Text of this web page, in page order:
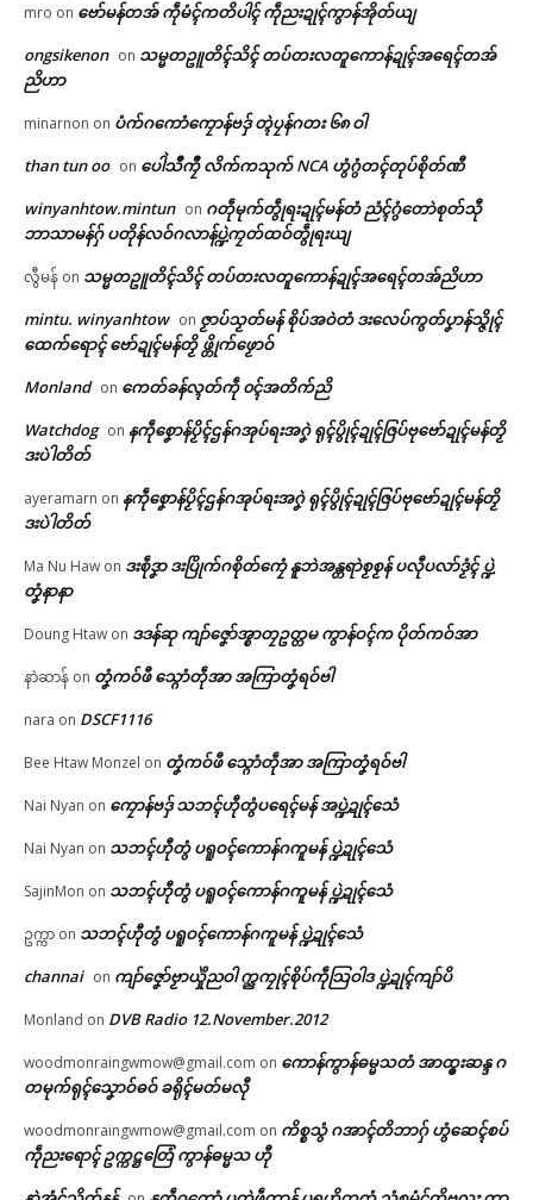
ဌာန်ပရိုၚ်ဗၠးၜးမန်
ပရိုၚ်လက္ကရဴအိုတ်
🏛 လညာတ်ပါ်ပဲါ
ညးဒါန်လိက်
ဗွဳဒဳယဵု
ကေတ်အဆက်
© ဌာန်ပရိုၚ်ဗၠးၜးမန်
Related
လမ်ရော …
In "လိက်ပရေၚ်"
ပၞာန်
July 14, 2026
In "ဂလာန်ညးဒါန်လိက်"
ဂၠံၚ်တရဴဂကူမန်ဂှ် စိုပ်မံၚ်ဂၠံၚ်လဵုရ
ရော …
In "ပရိုၚ်"
mro on ဗော်မန်တအ် ကဵုမံၚ်ကတိပါၚ် ကဵုညးဍုၚ်ကွာန်အိုတ်ယျ
ongsikenon on သမ္မတဥူတိၚ်သိၚ် တပ်တးလတူကောန်ဍုၚ်အရေၚ်တအ်
ညိဟာ
minarnon on ပံက်ဂကောံကၠောန်ဗဒှ် တ္ၚဲပၠန်ဂတး ၆၈ ဝါ
than tun oo on ပေါဲသဳကၠဳ လိက်ကသုက် NCA ဟွံဂွံတၚ်တုပ်စိုတ်ဏီ
winyanhtow.mintun on ဂတဵုမုက်တွဵုရးဍုၚ်မန်တံ ညံၚ်ဂွံတောဲစုတ်သီု
ဘာသာမန်ဂှ် ပတိုန်လဝ်ဂလာန်ပ္ဍဲကၠတ်ထဝ်တွဵုရးယျ
လွီမန် on သမ္မတဥူတိၚ်သိၚ် တပ်တးလတူကောန်ဍုၚ်အရေၚ်တအ်ညိဟာ
mintu. winyanhtow on ဇၟာပ်သၟတ်မန် စိုပ်အဝဲတံ ဒးလေပ်ကွတ်ပၞာန်သ္ဇိုၚ်
ထေက်ရောၚ် ဗော်ဍုၚ်မန်တၟိ ဖ္တိုက်ဖၟောဝ်
Monland on ကေတ်ခန်လ္ၚတ်ကဵု ၀ၚ်အတိက်ညိ
Watchdog on နကဵုစၞောန်ပၟိၚ်ဌန်ဂအုပ်ရးအဂၞဲ ရုၚ်ပွိုၚ်ဍုၚ်ဇြပ်ဗုဗော်ဍုၚ်မန်တၟိ
ဒးပဲါတိတ်
ayeramarn on နကဵုစၞောန်ပၟိၚ်ဌန်ဂအုပ်ရးအဂၞဲ ရုၚ်ပွိုၚ်ဍုၚ်ဇြပ်ဗုဗော်ဍုၚ်မန်တၟိ
ဒးပဲါတိတ်
Ma Nu Haw on ဒးစဵုဒၞာ ဒးပြိုက်ဂစိုတ်ကၠေံ နူဘဲအန္တရာဲစၟစၟန် ပလီုပလာ်ဒၟံၚ် ပ္ဍဲ
တၞံနာနာ
Doung Htaw on ဒဒန်ဆု ကျာ်ဇၞော်အ္စာတၠဥတ္တမ ကွာန်ဝၚ်က ပိုတ်ကဝ်အာ
နာဲဆာန် on တၞံကဝ်ဖီ သ္ဂောံတဵုအာ အကြာတၞံရဝ်ဗါ
nara on DSCF1116
Bee Htaw Monzel on တၞံကဝ်ဖီ သ္ဂောံတဵုအာ အကြာတၞံရဝ်ဗါ
Nai Nyan on ကၠောန်ဗဒှ် သဘၚ်ဟီုတွံပရေၚ်မန် အပ္ဍဲဍုၚ်သေံ
Nai Nyan on သဘၚ်ဟီုတွံ ပရူဝၚ်ကောန်ဂကူမန် ပ္ဍဲဍုၚ်သေံ
SajinMon on သဘၚ်ဟီုတွံ ပရူဝၚ်ကောန်ဂကူမန် ပ္ဍဲဍုၚ်သေံ
ဥက္ကာ on သဘၚ်ဟီုတွံ ပရူဝၚ်ကောန်ဂကူမန် ပ္ဍဲဍုၚ်သေံ
channai on ကျာ်ဇၞော်ဗၟာယှိုဲညဝါ က္ညကၠုၚ်စိုပ်ကဵုသြဝါဒ ပ္ဍဲဍုၚ်ကျာ်ပိ
Monland on DVB Radio 12.November.2012
woodmonraingwmow@gmail.com on ကောန်ကွာန်ဓမ္မသတံ အာထ္ၜးဆန္ဒ ဂ
တမုက်ရုၚ်သၞောဝ်ဓဝ် ခရိုၚ်မတ်မလီု
woodmonraingwmow@gmail.com on ကိစ္စသွံ ဂအာၚ်တိဘာဂှ် ဟွံဆေၚ်စပ်
ကဵုညးရောၚ် ဥက္ကဋ္ဌတြေံ ကွာန်ဓမ္မသ ဟီု